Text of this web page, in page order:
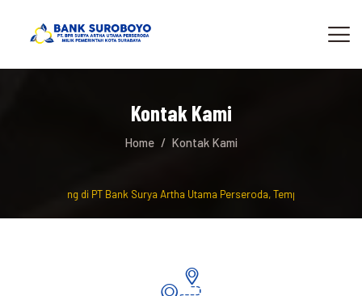
Kontak Kami
Home Kontak Kami
Selamat Datang di PT Bank Surya Artha Utama Perseroda, Tempat